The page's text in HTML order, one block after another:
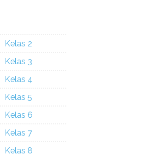
Kelas 2
Kelas 3
Kelas 4
Kelas 5
Kelas 6
Kelas 7
Kelas 8